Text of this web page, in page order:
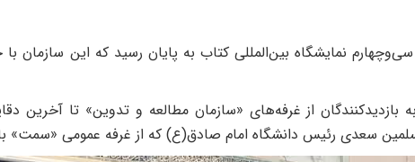
«سمت»، شنبه سی اردیبهشت ۱۴۰۲ در حالی فصل‌ سی‌وچهارم نمایشگاه بین‌المللی کتاب به پایان رسید
از غرفه‌های «سازمان مطالعه و تدوین» تا آخرین
سعدی رئیس دانشگاه امام صادق(ع) که از غرفه عمومی «سمت»